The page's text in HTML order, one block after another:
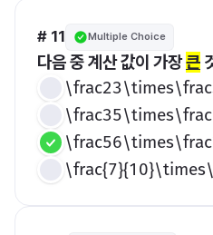
# 11 Multiple Choice
다음 중 계산 값이 가장 큰